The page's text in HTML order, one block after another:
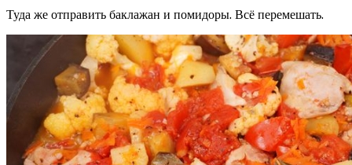
Туда же отправить баклажан и помидоры. Всё перемешать.